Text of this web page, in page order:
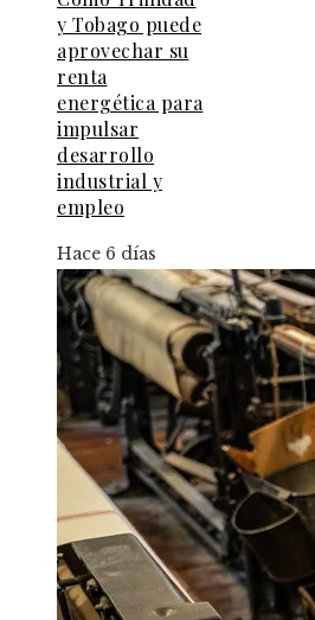
y Tobago puede
aprovechar su
renta
energética para
impulsar
desarrollo
industrial y
empleo
Hace 6 días